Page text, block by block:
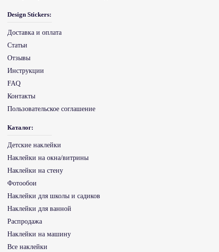
Design Stickers:
Доставка и оплата
Статьи
Отзывы
Инструкции
FAQ
Контакты
Пользовательское соглашение
Каталог:
Детские наклейки
Наклейки на окна/витрины
Наклейки на стену
Фотообои
Наклейки для школы и садиков
Наклейки для ванной
Распродажа
Наклейки на машину
Все наклейки